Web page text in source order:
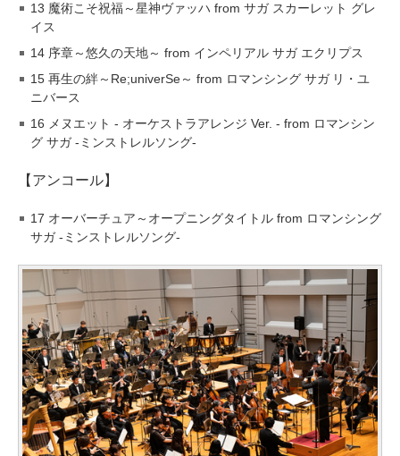
13 魔術こそ祝福～星神ヴァッハ from サガ スカーレット グレ
イス
14 序章～悠久の天地～ from インペリアル サガ エクリプス
15 再生の絆～Re;univerSe～ from ロマンシング サガ リ・ユ
ニバース
16 メヌエット - オーケストラアレンジ Ver. - from ロマンシン
グ サガ -ミンストレルソング-
【アンコール】
17 オーバーチュア～オープニングタイトル from ロマンシング
サガ -ミンストレルソング-